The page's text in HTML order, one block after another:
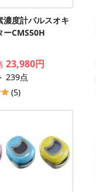
濃度計パルスオキ
ーCMS50H
23,980円
239点
(5)